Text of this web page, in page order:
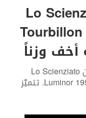
Lo
أخف وزناً
أصدرت Panerai نسخة جديدة من Lo Scienziato
Luminor 1950 Tourbillon GMT Titanio 47mm. تتميّز